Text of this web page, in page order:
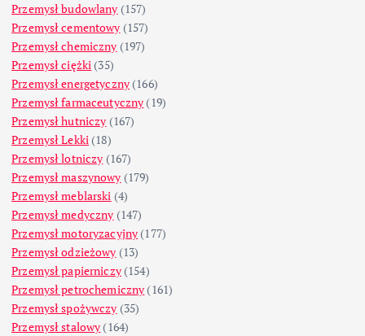
Przemysł budowlany (157)
Przemysł cementowy (157)
Przemysł chemiczny (197)
Przemysł ciężki (35)
Przemysł energetyczny (166)
Przemysł farmaceutyczny (19)
Przemysł hutniczy (167)
Przemysł Lekki (18)
Przemysł lotniczy (167)
Przemysł maszynowy (179)
Przemysł meblarski (4)
Przemysł medyczny (147)
Przemysł motoryzacyjny (177)
Przemysł odzieżowy (13)
Przemysł papierniczy(154)
Przemysł petrochemiczny (161)
Przemysł spożywczy (35)
Przemysł stalowy (164)